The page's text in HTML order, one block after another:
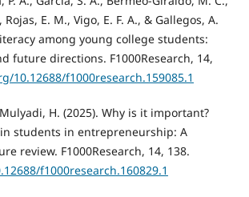
E. M., Vigo, E. F. A., & Gallegos, A.
among young college students:
future directions. F1000Research, 14,
10.12688/f1000research.159085.1
H. (2025). Why is it important?
students in entrepreneurship: A
review. F1000Research, 14, 138.
f1000research.160829.1